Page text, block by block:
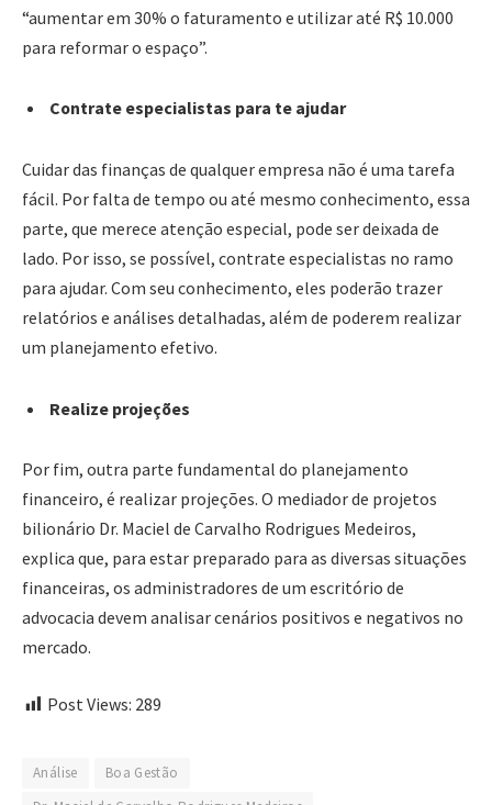
“aumentar em 30% o faturamento e utilizar até R$ 10.000
para reformar o espaço”.
Contrate especialistas para te ajudar
Cuidar das finanças de qualquer empresa não é uma tarefa
fácil. Por falta de tempo ou até mesmo conhecimento, essa
parte, que merece atenção especial, pode ser deixada de
lado. Por isso, se possível, contrate especialistas no ramo
para ajudar. Com seu conhecimento, eles poderão trazer
relatórios e análises detalhadas, além de poderem realizar
um planejamento efetivo.
Realize projeções
Por fim, outra parte fundamental do planejamento
financeiro, é realizar projeções. O mediador de projetos
bilionário Dr. Maciel de Carvalho Rodrigues Medeiros,
explica que, para estar preparado para as diversas situações
financeiras, os administradores de um escritório de
advocacia devem analisar cenários positivos e negativos no
mercado.
Post Views: 289
Análise
Boa Gestão